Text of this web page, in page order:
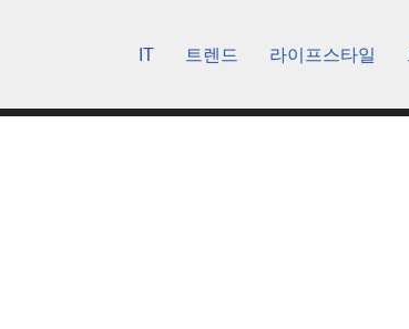
IT 트렌드 라이프스타일